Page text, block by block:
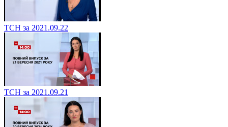
ТСН за 2021.09.22
ТСН за 2021.09.21